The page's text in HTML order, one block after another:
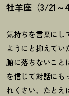
牡羊座（3/21～
気持ちを言葉にし
ようにと抑えてい
腑に落ちないこと
を信じて対話にも
れくさい、たとえ